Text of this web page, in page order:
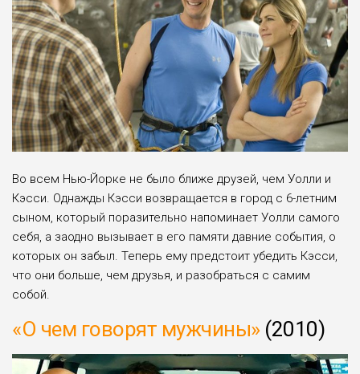
Во всем Нью-Йорке не было ближе друзей, чем Уолли и
Кэсси. Однажды Кэсси возвращается в город с 6-летним
сыном, который поразительно напоминает Уолли самого
себя, а заодно вызывает в его памяти давние события, о
которых он забыл. Теперь ему предстоит убедить Кэсси,
что они больше, чем друзья, и разобраться с самим
собой.
«О чем говорят мужчины»(2010)